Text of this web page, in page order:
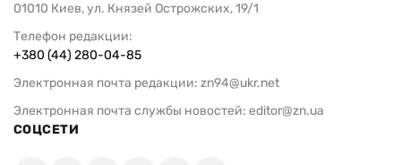
01010 Киев, ул. Князей Острожских, 19/1
Телефон редакции:
+380 (44) 280-04-85
Электронная почта редакции: zn94@ukr.net
Электронная почта службы новостей: editor@zn.ua
СОЦСЕТИ